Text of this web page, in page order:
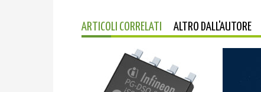
ARTICOLI CORRELATI ALTRO DALL'AUTORE